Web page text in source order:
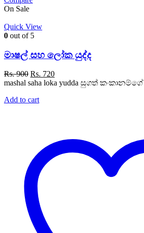
On Sale
Quick View
0 out of 5
මාෂල් සහ ලෝක යුද්ද
Rs.900 Original
price
Rs. 900.
Rs. 720Current
price
mashal saha loka yudda සුගත් කංකානම්ගේ
Add to cart